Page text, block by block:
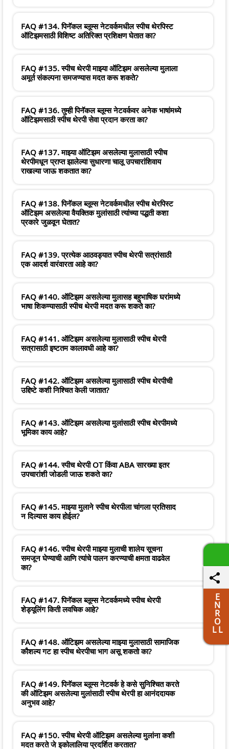
FAQ #134. पिनॅकल ब्लूम्स नेटवर्कमधील स्पीच थेरपिस्ट
ऑटिझमसाठी विशिष्ट अतिरिक्त प्रशिक्षण घेतात का?
FAQ #135. स्पीच थेरपी माझ्या ऑटिझम असलेल्या मुलाला
अमूर्त संकल्पना समजण्यास मदत करू शकते?
FAQ #136. तुम्ही पिनॅकल ब्लूम्स नेटवर्कवर अनेक भाषांमध्ये
ऑटिझमसाठी स्पीच थेरपी सेवा प्रदान करता का?
FAQ #137. माझ्या ऑटिझम असलेल्या मुलासाठी स्पीच
थेरपीमधून प्राप्त झालेल्या सुधारणा चालू उपचारांशिवाय
राखल्या जाऊ शकतात का?
FAQ #138. पिनॅकल ब्लूम्स नेटवर्कमधील स्पीच थेरपिस्ट
ऑटिझम असलेल्या वैयक्तिक मुलांसाठी त्यांच्या पद्धती कशा
प्रकारे जुळवून घेतात?
FAQ #139. प्रत्येक आठवड्यात स्पीच थेरपी सत्रांसाठी
एक आदर्श वारंवारता आहे का?
FAQ #140. ऑटिझम असलेल्या मुलासह बहुभाषिक घरांमध्ये
भाषा शिकण्यासाठी स्पीच थेरपी मदत करू शकते का?
FAQ #141. ऑटिझम असलेल्या मुलासाठी स्पीच थेरपी
सत्रासाठी इष्टतम कालावधी आहे का?
FAQ #142. ऑटिझम असलेल्या मुलासाठी स्पीच थेरपीची
उद्दिष्टे कशी निश्चित केली जातात?
FAQ #143. ऑटिझम असलेल्या मुलांसाठी स्पीच थेरपीमध्ये
भूमिका काय आहे?
FAQ #144. स्पीच थेरपी OT किंवा ABA सारख्या इतर
उपचारांशी जोडली जाऊ शकते का?
FAQ #145. माझ्या मुलाने स्पीच थेरपीला चांगला प्रतिसाद
न दिल्यास काय होईल?
FAQ #146. स्पीच थेरपी माझ्या मुलाची शालेय सूचना
समजून घेण्याची आणि त्यांचे पालन करण्याची क्षमता वाढवेल
का?
FAQ #147. पिनॅकल ब्लूम्स नेटवर्कमध्ये स्पीच थेरपी
शेड्यूलिंग किती लवचिक आहे?
FAQ #148. ऑटिझम असलेल्या माझ्या मुलासाठी सामाजिक
कौशल्य गट हा स्पीच थेरपीचा भाग असू शकतो का?
FAQ #149. पिनॅकल ब्लूम्स नेटवर्क हे कसे सुनिश्चित करते
की ऑटिझम असलेल्या मुलांसाठी स्पीच थेरपी हा आनंददायक
अनुभव आहे?
FAQ #150. स्पीच थेरपी ऑटिझम असलेल्या मुलांना कशी
मदत करते जे इकोलालिया प्रदर्शित करतात?
E
N
R
O
L L